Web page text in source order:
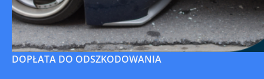
DOPŁATA DO ODSZKODOWANIA